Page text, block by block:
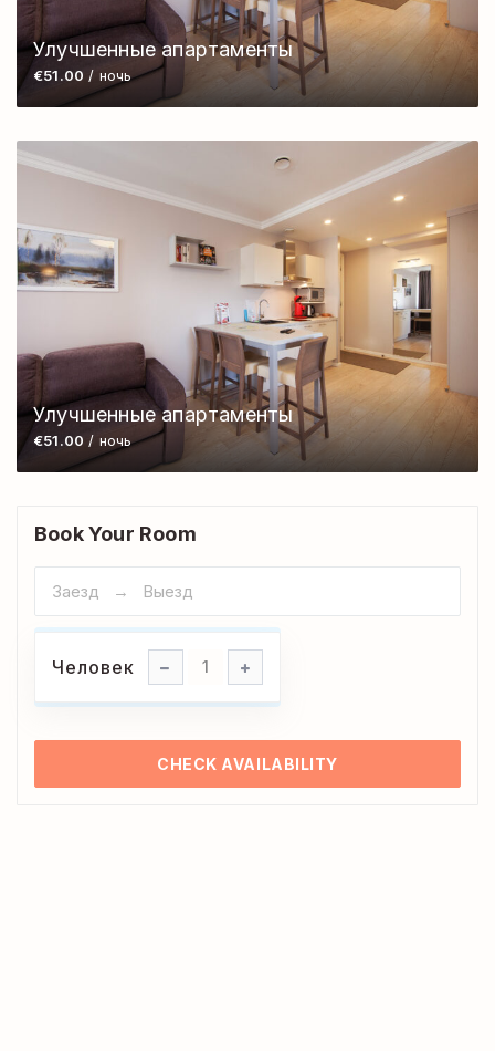
Улучшенные апартаменты
€51.00 / ночь
Улучшенные апартаменты
€51.00 / ночь
Book Your Room
Человек
Человек
CHECK AVAILABILITY